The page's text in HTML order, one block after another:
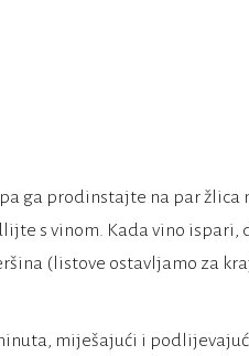
ga prodinstajte na par žlica
s vinom. Kada vino ispari,
(listove ostavljamo za
miješajući i